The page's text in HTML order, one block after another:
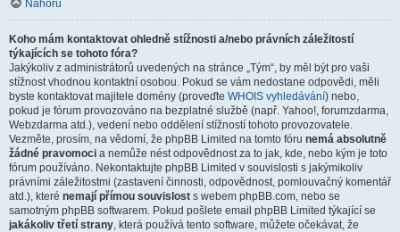
Nahoru
Koho mám kontaktovat ohledně stížnosti a/nebo právních záležitostí
týkajících se tohoto fóra?
Jakýkoliv z administrátorů uvedených na stránce „Tým“, by měl být pro vaši
stížnost vhodnou kontaktní osobou. Pokud se vám nedostane odpovědi, měli
byste kontaktovat majitele domény (proveďte WHOIS vyhledávání) nebo,
pokud je fórum provozováno na bezplatné službě (např. Yahoo!, forumzdarma,
Webzdarma atd.), vedení nebo oddělení stížností tohoto provozovatele.
Vezměte, prosím, na vědomí, že phpBB Limited na tomto fóru nemá absolutně
žádné pravomoci a nemůže nést odpovědnost za to jak, kde, nebo kým je toto
fórum používáno. Nekontaktujte phpBB Limited v souvislosti s jakýmikoliv
právními záležitostmi (zastavení činnosti, odpovědnost, pomlouvačný komentář
atd.), které nemají přímou souvislost s webem phpBB.com, nebo se
samotným phpBB softwarem. Pokud pošlete email phpBB Limited týkající se
jakákoliv třetí strany, která používá tento software, můžete očekávat, že